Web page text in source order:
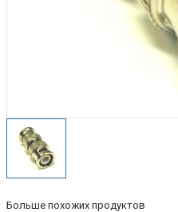
Больше похожих продуктов